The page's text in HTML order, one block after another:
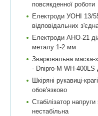
повсякденної роботи
Електроди УОНІ 13/
відповідальних
Електроди АНО-21
металу 1-2 мм
Зварювальна маска-
- Dnipro-M WH-400LS
Шкіряні рукавиці-
обов'язково
Стабілізатор
нестабільна